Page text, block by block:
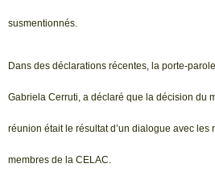
susmentionnés.
Dans des déclarations récentes, la porte-
Gabriela Cerruti, a déclaré que la décision du
réunion était le résultat d’un dialogue avec les
membres de la CELAC.